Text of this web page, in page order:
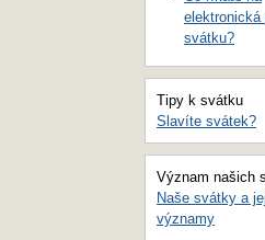
elektronická
svátku?
Tipy k svátku
Slavíte svátek?
Význam našich
Naše svátky a
významy